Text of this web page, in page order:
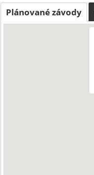
Plánované závody